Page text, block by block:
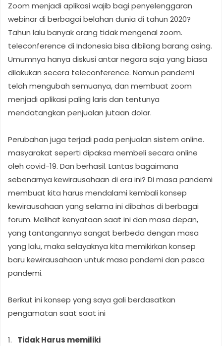
Zoom menjadi aplikasi wajib bagi penyelenggaran
webinar di berbagai belahan dunia di tahun 2020?
Tahun lalu banyak orang tidak mengenal zoom.
teleconference di Indonesia bisa dibilang barang asing.
Umumnya hanya diskusi antar negara saja yang biasa
dilakukan secera teleconference. Namun pandemi
telah mengubah semuanya, dan membuat zoom
menjadi aplikasi paling laris dan tentunya
mendatangkan penjualan jutaan dolar.
Perubahan juga terjadi pada penjualan sistem online.
masyarakat seperti dipaksa membeli secara online
oleh covid-19. Dan berhasil. Lantas bagaimana
sebenarnya kewirausahaan di era ini? Di masa pandemi
membuat kita harus mendalami kembali konsep
kewirausahaan yang selama ini dibahas di berbagai
forum. Melihat kenyataan saat ini dan masa depan,
yang tantangannya sangat berbeda dengan masa
yang lalu, maka selayaknya kita memikirkan konsep
baru kewirausahaan untuk masa pandemi dan pasca
pandemi.
Berikut ini konsep yang saya gali berdasatkan
pengamatan saat saat ini
1. Tidak Harus memiliki